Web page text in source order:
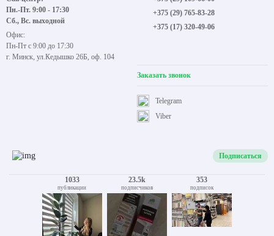
Пн.-Пт. 9:00 - 17:30
Сб., Вс. выходной
Офис:
Пн-Пт с 9:00 до 17:30
г. Минск, ул.Кедышко 26Б, оф. 104
+375 (29) 765-83-28
+375 (17) 320-49-06
Заказать звонок
Viber
Telegram
Подписаться
1033
публикации
23.5k
подписчиков
353
подписок